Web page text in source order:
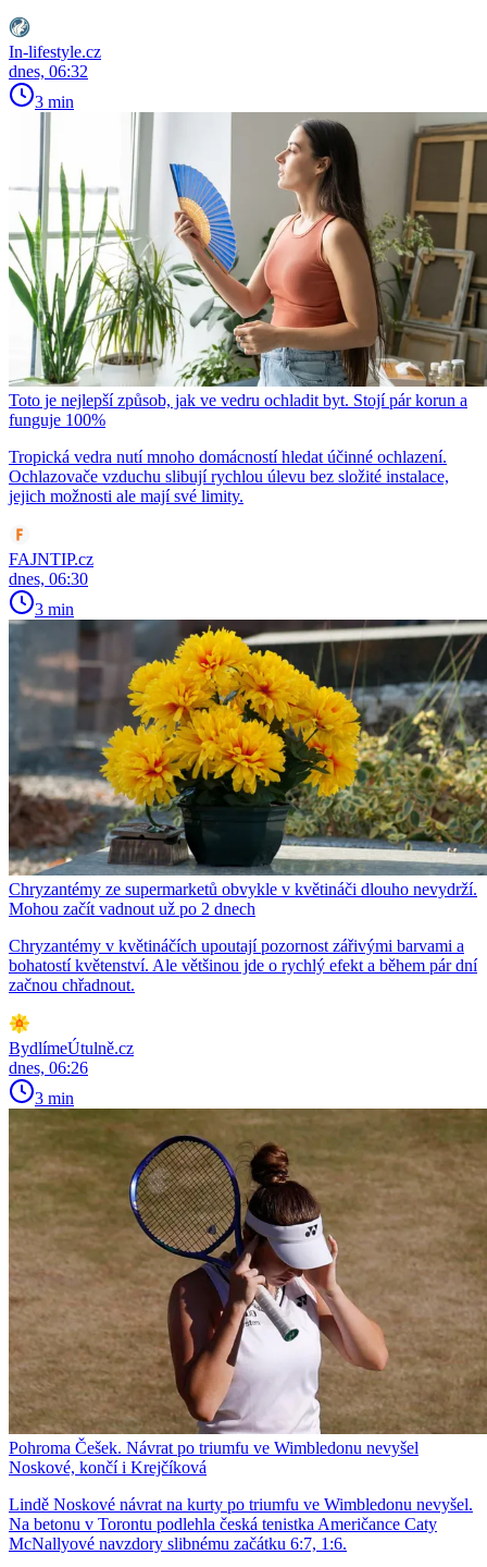
In-lifestyle.cz
dnes, 06:32
3 min
Toto je nejlepší způsob, jak ve vedru ochladit byt. Stojí pár korun a
funguje 100%
Tropická vedra nutí mnoho domácností hledat účinné ochlazení.
Ochlazovače vzduchu slibují rychlou úlevu bez složité instalace,
jejich možnosti ale mají své limity.
FAJNTIP.cz
dnes, 06:30
3 min
Chryzantémy ze supermarketů obvykle v květináči dlouho nevydrží.
Mohou začít vadnout už po 2 dnech
Chryzantémy v květináčích upoutají pozornost zářivými barvami a
bohatostí květenství. Ale většinou jde o rychlý efekt a během pár dní
začnou chřadnout.
BydlímeÚtulně.cz
dnes, 06:26
3 min
Pohroma Češek. Návrat po triumfu ve Wimbledonu nevyšel
Noskové, končí i Krejčíková
Lindě Noskové návrat na kurty po triumfu ve Wimbledonu nevyšel.
Na betonu v Torontu podlehla česká tenistka Američance Caty
McNallyové navzdory slibnému začátku 6:7, 1:6.